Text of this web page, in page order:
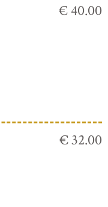
€ 40.00
€ 32.00